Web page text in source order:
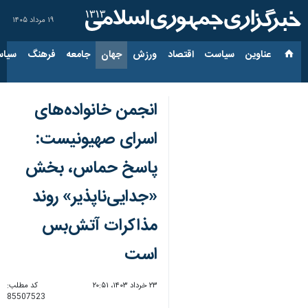
۱۹ مرداد ۱۴۰۵
عناوین‌ سیاست اقتصاد ورزش جهان جامعه فرهنگ
انجمن خانواده‌های
اسرای صهیونیست:
پاسخ حماس، بخش
«جدایی‌ناپذیر» روند
مذاکرات آتش‌بس
است
۲۳ خرداد ۱۴۰۳، ۲۰:۵۱
کد مطلب:
85507523